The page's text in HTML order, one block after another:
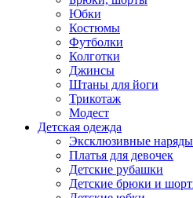
Юбки
Костюмы
Футболки
Колготки
Джинсы
Штаны для йоги
Трикотаж
Модест
Детская одежда
Эксклюзивные наряды
Платья для девочек
Детские рубашки
Детские брюки и